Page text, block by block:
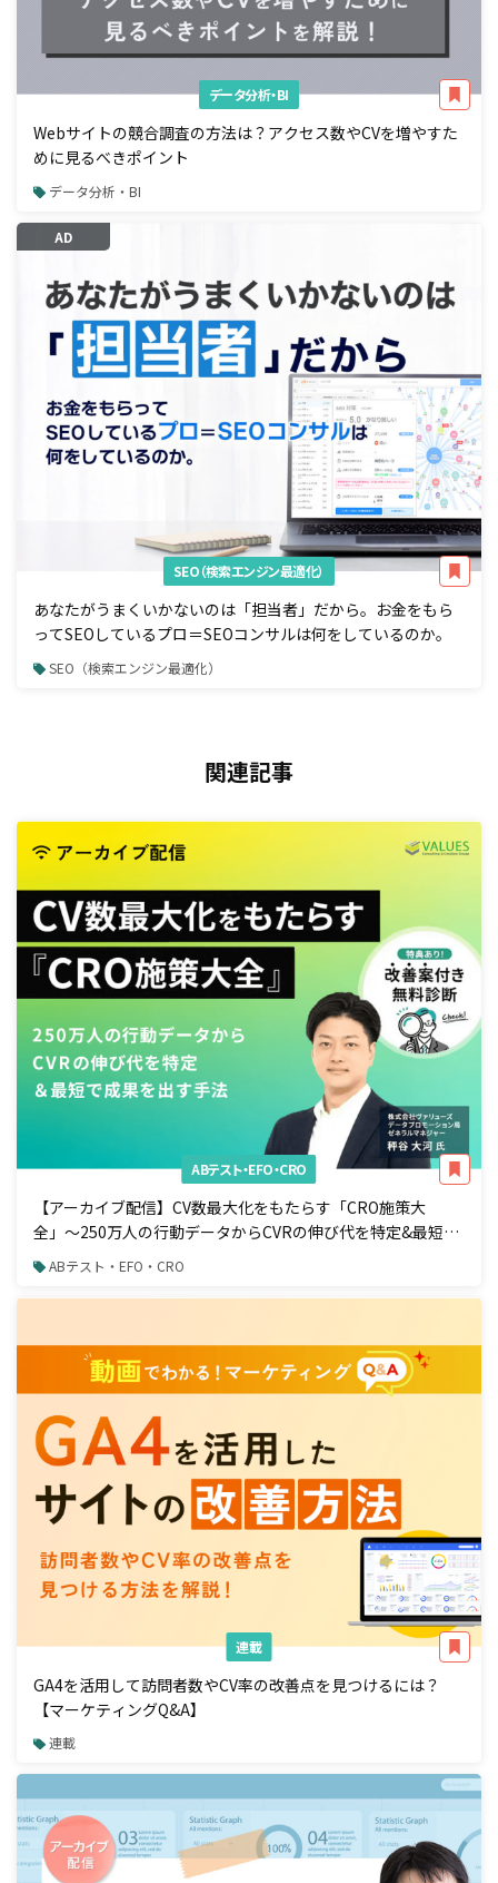
データ分析・BI
Webサイトの競合調査の方法は？アクセス数やCVを増やすた
めに見るべきポイント
データ分析・BI
AD
SEO（検索エンジン最適化）
あなたがうまくいかないのは「担当者」だから。お金をもら
ってSEOしているプロ＝SEOコンサルは何をしているのか。
SEO（検索エンジン最適化）
関連記事
ABテスト・EFO・CRO
【アーカイブ配信】CV数最大化をもたらす「CRO施策大
全」〜250万人の行動データからCVRの伸び代を特定&最短で
成果を出す手法〜
ABテスト・EFO・CRO
連載
GA4を活用して訪問者数やCV率の改善点を見つけるには？
【マーケティングQ&A】
連載